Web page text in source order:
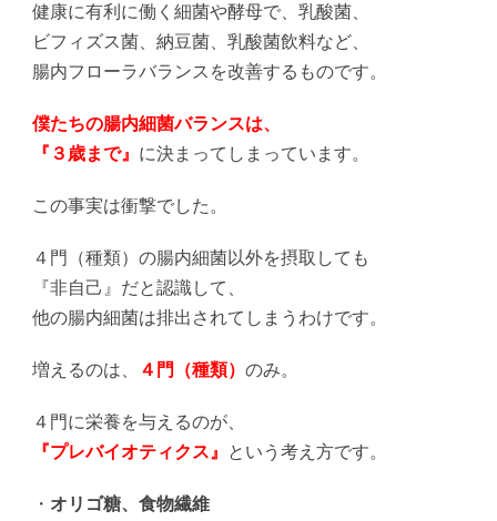
健康に有利に働く細菌や酵母で、乳酸菌、
ビフィズス菌、納豆菌、乳酸菌飲料など、
腸内フローラバランスを改善するものです。
僕たちの腸内細菌バランスは、
『３歳まで』 に決まってしまっています。
この事実は衝撃でした。
４門（種類）の腸内細菌以外を摂取しても
『非自己』だと認識して、
他の腸内細菌は排出されてしまうわけです。
増えるのは、 ４門（種類） のみ。
４門に栄養を与えるのが、
『プレバイオティクス』
という考え方です。
・ オリゴ糖、食物繊維